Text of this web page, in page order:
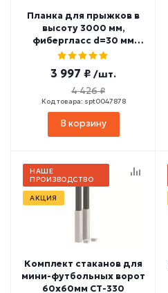
Планка для прыжков в
высоту 3000 мм,
фибергласс d=30 мм
СТ-355
3 997 ₽ /шт.
4 426 ₽
Код товара: spt0047878
В корзину
НАШЕ
ПРОИЗВОДСТВО
АКЦИЯ
Комплект стаканов для
мини-футбольных ворот
60х60мм СТ-330